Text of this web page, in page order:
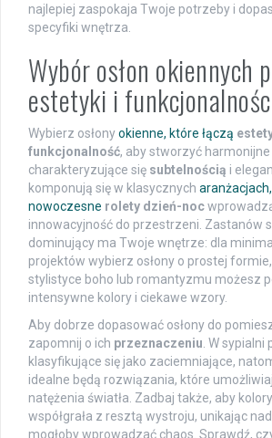
najlepiej zaspokaja Twoje potrzeby i
specyfiki wnętrza.
Wybór osłon okiennych
estetyki i
Wybierz osłonyokienne, które łączą
funkcjonalność, aby stworzyć harmonijne
charakteryzujące się subtelnością i
komponują się w klasycznych
nowoczesne rolety dzień-noc
innowacyjność do przestrzeni. Zastanów
dominujący ma Twoje wnętrze: dla
projektów wybierz osłony o prostej
stylistyce boho lub romantyzmu możesz
intensywne kolory i ciekawe wzory.
Aby dobrze dopasować osłony do
zapomnij o ich przeznaczeniu . W
klasyfikujące się jako zaciemniające,
idealne będą rozwiązania, które
natężenia światła. Zadbaj także, aby
współgrała z resztą wystroju, unikając
mogłoby wprowadzać chaos. Sprawdź,